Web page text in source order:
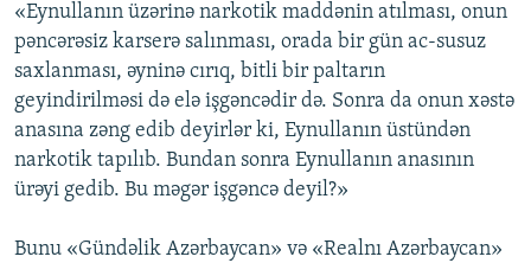
XƏBƏR BÜLLETENLƏRIMIZ
«Eynullanın üzərinə narkotik maddənin atılması, onun
pəncərəsiz karserə salınması, orada bir gün ac-susuz
saxlanması, əyninə cırıq, bitli bir paltarın
geyindirilməsi də elə işgəncədir də. Sonra da onun xəstə
anasına zəng edib deyirlər ki, Eynullanın üstündən
narkotik tapılıb. Bundan sonra Eynullanın anasının
ürəyi gedib. Bu məgər işgəncə deyil?»
Bunu «Gündəlik Azərbaycan» və «Realnı Azərbaycan»